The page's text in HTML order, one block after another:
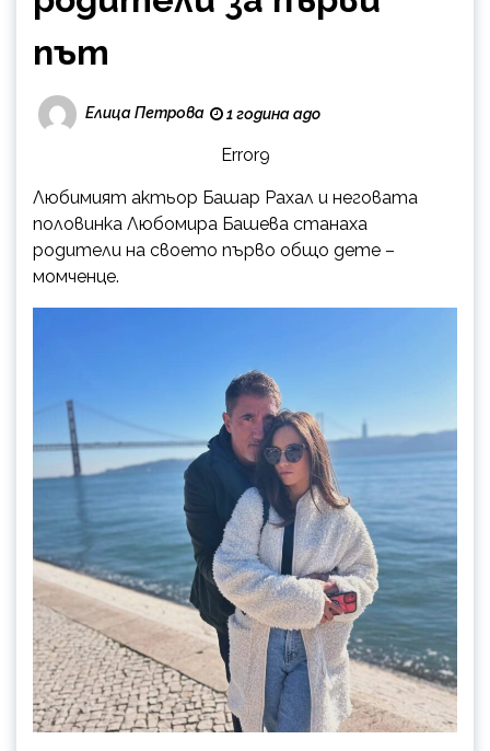
път
Елица Петрова 1 година ago
Error9
Любимият актьор Башар Рахал и неговата
половинка Любомира Башева станаха
родители на своето първо общо дете –
момченце.